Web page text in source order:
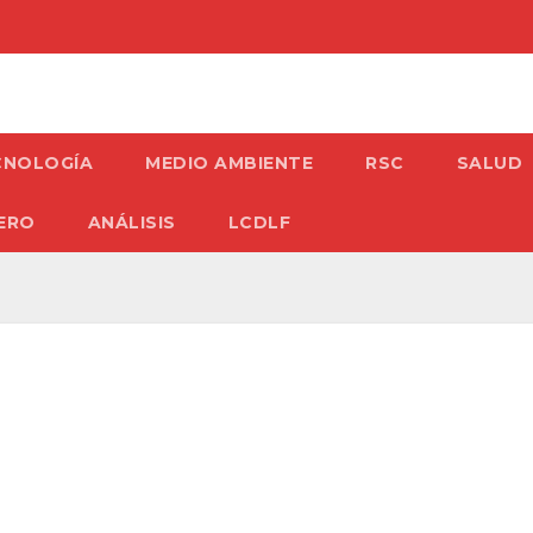
MEDIO AMBIENTE RSC SALUD
ANÁLISIS LCDLF